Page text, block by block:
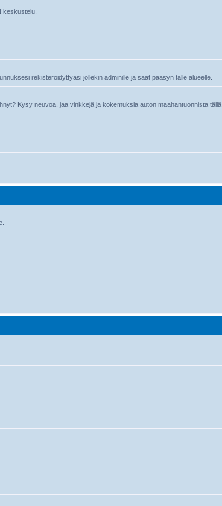
keskustelu.
rekisteröidyttyäsi jollekin adminille ja saat pääsyn tälle alueelle.
Kysy neuvoa, jaa vinkkejä ja kokemuksia auton maahantuonnista tällä